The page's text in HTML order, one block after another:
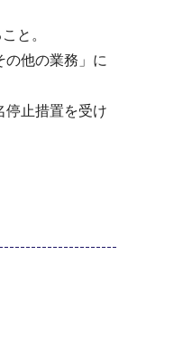
と。
の他の業務」に
停止措置を受け